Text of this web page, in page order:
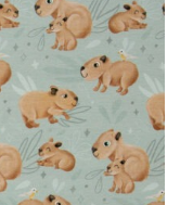
Auf die
Wunschliste